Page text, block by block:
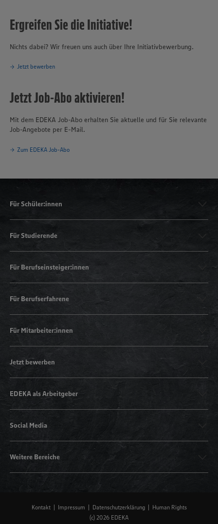
Ergreifen Sie die Initiative!
Nichts dabei? Wir freuen uns auch über Ihre Initiativbewerbung.
Jetzt bewerben
Jetzt Job-Abo aktivieren!
Mit dem EDEKA Job-Abo erhalten Sie aktuelle und für Sie relevante
Job-Angebote per E-Mail.
Zum EDEKA Job-Abo
Für Schüler:innen
Für Studierende
Für Berufseinsteiger:innen
Für Berufserfahrene
Für Mitarbeiter:innen
Jetzt bewerben
EDEKA als Arbeitgeber
Social Media
Weitere Bereiche
Kontakt Impressum Datenschutzerklärung
Human Rights
(c) 2026 EDEKA